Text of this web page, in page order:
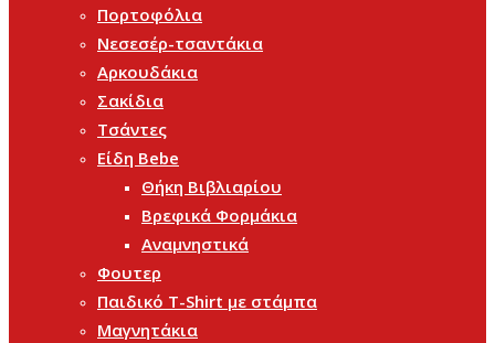
Πορτοφόλια
Νεσεσέρ-τσαντάκια
Αρκουδάκια
Σακίδια
Τσάντες
Είδη Bebe
Θήκη Βιβλιαρίου
Βρεφικά Φορμάκια
Αναμνηστικά
Φουτερ
Παιδικό T-Shirt με στάμπα
Μαγνητάκια